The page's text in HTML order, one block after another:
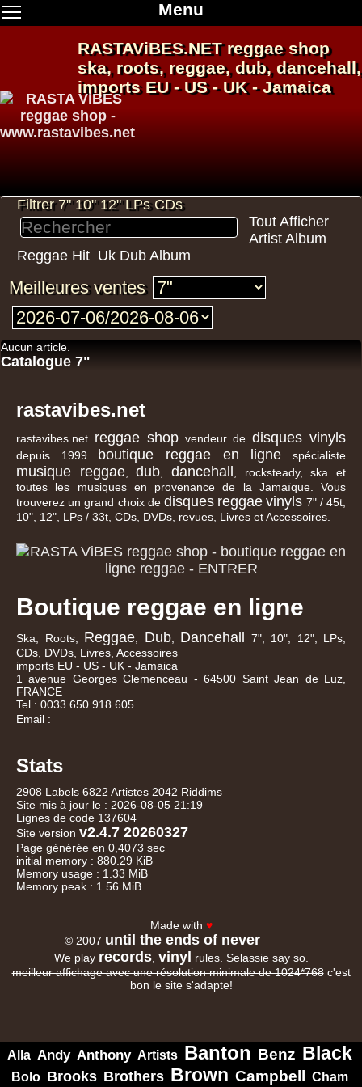
Menu
RASTAViBES.NETreggae shop
ska, roots, reggae, dub, dancehall,
imports EU - US - UK - Jamaica
Filtrer 7" 10" 12" LPs CDs
Tout Afficher
Artist Album
Reggae Hit Uk Dub Album
Meilleures ventes
Aucun article.
Catalogue 7"
rastavibes.net
rastavibes.net reggae shopvendeur dedisques vinyls
depuis 1999 boutique reggae en ligne spécialiste
musique reggae,dub ,dancehall
, rocksteady, ska et
toutes les musiques en provenance de la Jamaïque. Vous
trouverez un grand choix de disques reggae vinyls 7" / 45t,
10", 12", LPs / 33t, CDs, DVDs, revues, Livres et Accessoires.
Boutique reggae en ligne
Ska, Roots, Reggae Dub, Dancehall
7", 10", 12", LPs,
CDs, DVDs, Livres, Accessoires
imports EU - US - UK - Jamaica
1 avenue Georges Clemenceau - 64500 Saint Jean de Luz,
FRANCE
Tel : 0033 650 918 605
Email :
Stats
2908 Labels 6822 Artistes 2042 Riddims
Site mis à jour le : 2026-08-05 21:19
Lignes de code 137604
Site version v2.4.7 20260327
Page générée en 0,4073 sec
initial memory : 880.29 KiB
Memory usage : 1.33 MiB
Memory peak : 1.56 MiB
Made with ♥
© 2007 until the ends of never
We play records, vinyl
rules. Selassie say so.
meilleur affichage avec une résolution minimale de 1024*768c'est
bon le site s'adapte!
Alla Andy Anthony Artists Banton Benz Black
Bolo Brooks Brothers Brown Campbell Cham